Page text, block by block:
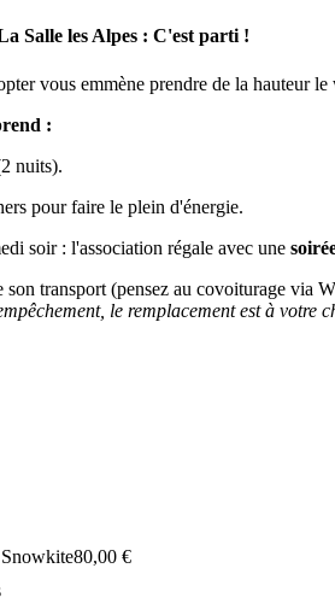
Salle les Alpes : C'est parti !
vous emmène prendre de la hauteur
:
nuits).
pour faire le plein d'énergie.
soir : l'association régale avec une
son transport (pensez au covoiturage via
le remplacement est à votre
80,00 €